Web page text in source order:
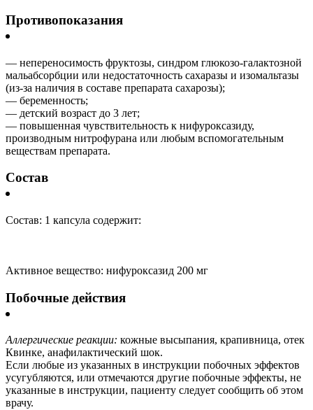
Противопоказания
— непереносимость фруктозы, синдром глюкозо-галактозной
мальабсорбции или недостаточность сахаразы и изомальтазы
(из-за наличия в составе препарата сахарозы);
— беременность;
— детский возраст до 3 лет;
— повышенная чувствительность к нифуроксазиду,
производным нитрофурана или любым вспомогательным
веществам препарата.
Состав
Состав: 1 капсула содержит:
Активное вещество: нифуроксазид 200 мг
Побочные действия
Аллергические реакции: кожные высыпания, крапивница, отек
Квинке, анафилактический шок.
Если любые из указанных в инструкции побочных эффектов
усугубляются, или отмечаются другие побочные эффекты, не
указанные в инструкции, пациенту следует сообщить об этом
врачу.